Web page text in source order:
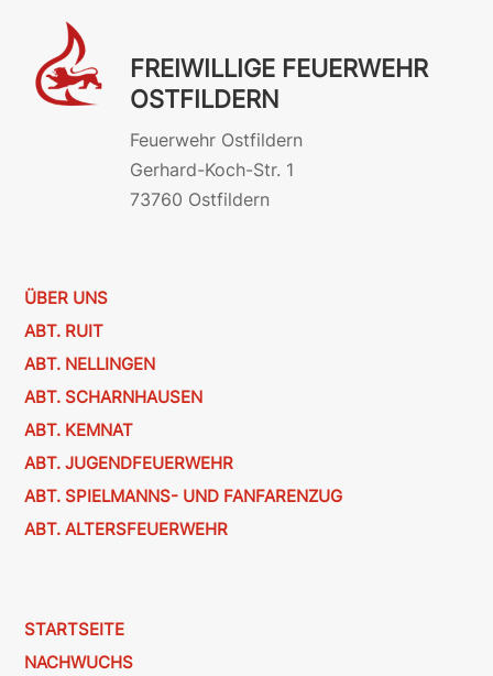
FREIWILLIGE FEUERWEHR
OSTFILDERN
Feuerwehr Ostfildern
Gerhard-Koch-Str. 1
73760 Ostfildern
ÜBER UNS
ABT. RUIT
ABT. NELLINGEN
ABT. SCHARNHAUSEN
ABT. KEMNAT
ABT. JUGENDFEUERWEHR
ABT. SPIELMANNS- UND FANFARENZUG
ABT. ALTERSFEUERWEHR
STARTSEITE
NACHWUCHS